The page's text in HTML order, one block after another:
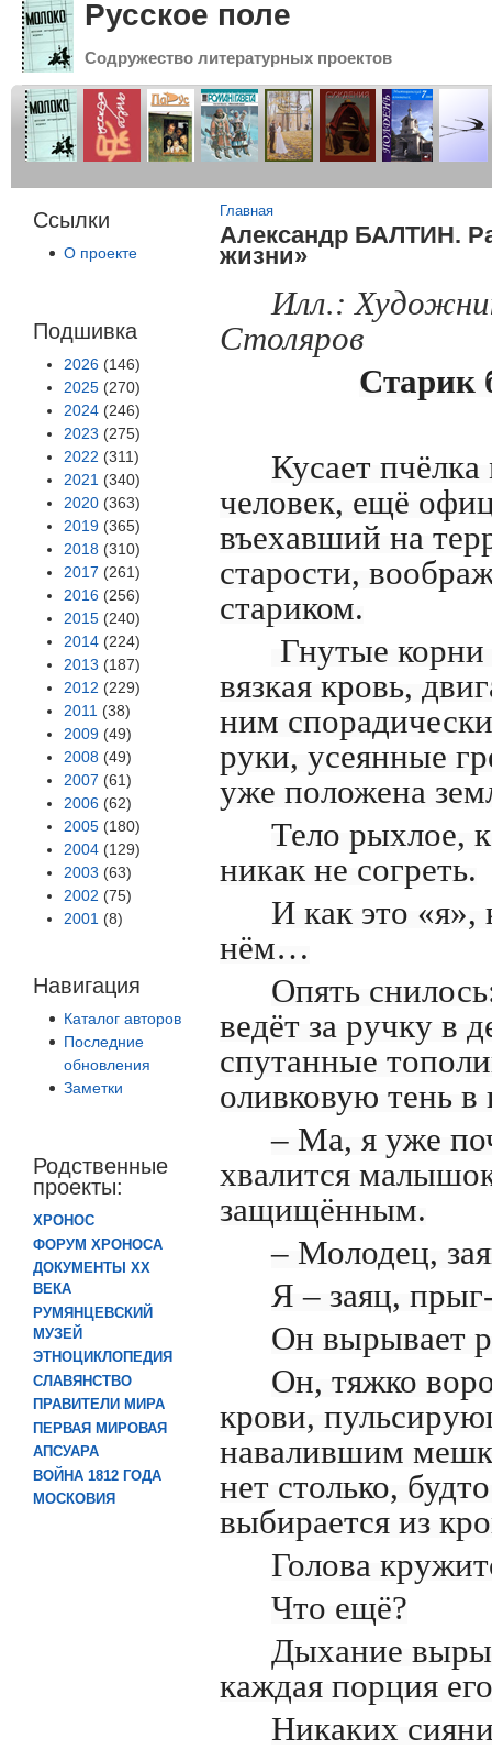
Русское поле
Содружество литературных проектов
Ссылки
О проекте
Подшивка
2026 (146)
2025 (270)
2024 (246)
2023 (275)
2022 (311)
2021 (340)
2020 (363)
2019 (365)
2018 (310)
2017 (261)
2016 (256)
2015 (240)
2014 (224)
2013 (187)
2012 (229)
2011 (38)
2009 (49)
2008 (49)
2007 (61)
2006 (62)
2005 (180)
2004 (129)
2003 (63)
2002 (75)
2001 (8)
Навигация
Каталог авторов
Последние
обновления
Заметки
Родственные
проекты:
ХРОНОС
ФОРУМ ХРОНОСА
ДОКУМЕНТЫ XX
ВЕКА
РУМЯНЦЕВСКИЙ
МУЗЕЙ
ЭТНОЦИКЛОПЕДИЯ
СЛАВЯНСТВО
ПРАВИТЕЛИ МИРА
ПЕРВАЯ МИРОВАЯ
АПСУАРА
ВОЙНА 1812 ГОДА
МОСКОВИЯ
Вы здесь
Главная
Александр БАЛТИН.
жизни»
Илл.:
Столяров
Старик
Кусает
человек, ещё
въехавший на
старости,
стариком.
Гнутые корни
вязкая кровь,
ним
руки, усеянные
уже положена
Тело рыхлое,
никак не согреть.
И как это «я»,
нём…
Опять
ведёт за ручку в
спутанные
оливковую тень в
– Ма, я уже
хвалится
защищённым.
– Молодец,
Я – заяц,
Он вырывает
Он, тяжко
крови,
навалившим
нет столько,
выбирается из
Голова
Что ещё?
Дыхание
каждая порция
Никаких